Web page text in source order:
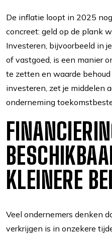
De inflatie loopt in 2025
concreet: geld op de plank
Investeren, bijvoorbeeld in
of vastgoed, is een manier
te zetten en waarde behoud
investeren, zet je middelen
onderneming
KLEINERE
Veel ondernemers denken
verkrijgen is in onzekere